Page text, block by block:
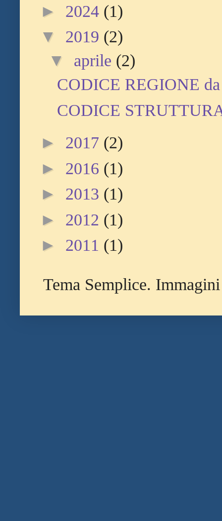
► 2024 (1)
▼ 2019 (2)
▼ aprile (2)
CODICE REGIONE
CODICE
► 2017 (2)
► 2016 (1)
► 2013 (1)
► 2012 (1)
► 2011 (1)
Tema Semplice.